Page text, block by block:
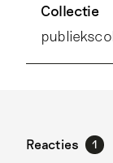
Collectie
Reacties 1